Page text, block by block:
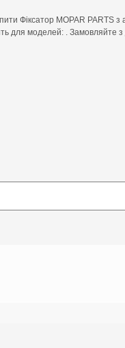
Фіксатор MOPAR PARTS
для моделей: . Замовляйте